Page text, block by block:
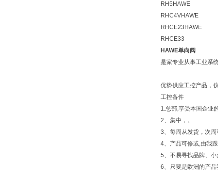
RH5HAWE
RHC4VHAWE
RHCE23HAWE
RHCE33
HAWE单向阀
是家专业从事工业系
优势供应工控产品，
工控备件
1.总部,享受本国企业
2、集中，。
3、每周从发货，次
4、产品可修或,由我
5、不易寻找品牌、
6、只要是欧洲的产